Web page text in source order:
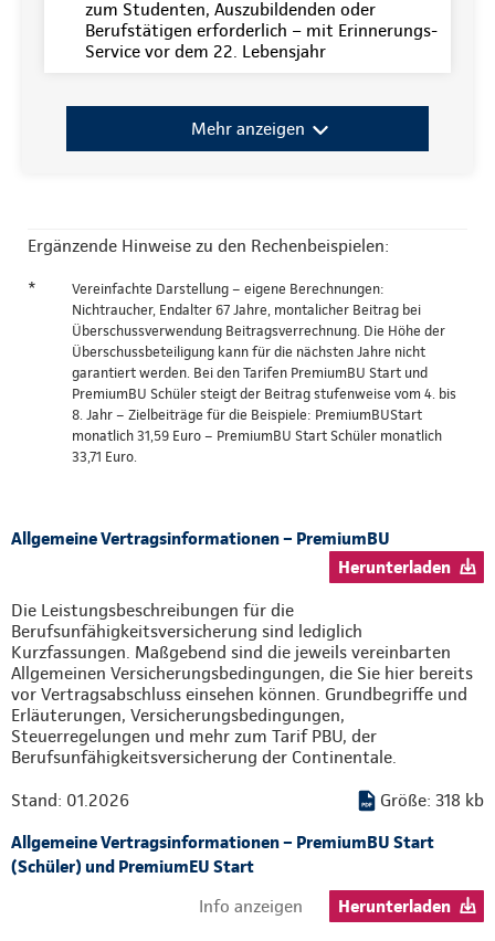
zum Studenten, Auszubildenden oder
Berufstätigen erforderlich – mit Erinnerungs-
Service vor dem 22. Lebensjahr
Mehr anzeigen
Ergänzende Hinweise zu den Rechenbeispielen:
*
Vereinfachte Darstellung – eigene Berechnungen:
Nichtraucher, Endalter 67 Jahre, montalicher Beitrag bei
Überschussverwendung Beitragsverrechnung. Die Höhe der
Überschussbeteiligung kann für die nächsten Jahre nicht
garantiert werden. Bei den Tarifen PremiumBU Start und
PremiumBU Schüler steigt der Beitrag stufenweise vom 4. bis
8. Jahr – Zielbeiträge für die Beispiele: PremiumBUStart
monatlich 31,59 Euro – PremiumBU Start Schüler monatlich
33,71 Euro.
Allgemeine Vertragsinformationen – PremiumBU
Herunterladen
Die Leistungsbeschreibungen für die
Berufsunfähigkeitsversicherung sind lediglich
Kurzfassungen. Maßgebend sind die jeweils vereinbarten
Allgemeinen Versicherungsbedingungen, die Sie hier bereits
vor Vertragsabschluss einsehen können. Grundbegriffe und
Erläuterungen, Versicherungsbedingungen,
Steuerregelungen und mehr zum Tarif PBU, der
Berufsunfähigkeitsversicherung der Continentale.
Stand: 01.2026
Größe: 318 kb
Allgemeine Vertragsinformationen – PremiumBU Start
(Schüler) und PremiumEU Start
Info anzeigen
Herunterladen